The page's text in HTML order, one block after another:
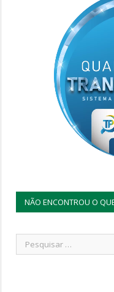
NÃO ENCONTROU O